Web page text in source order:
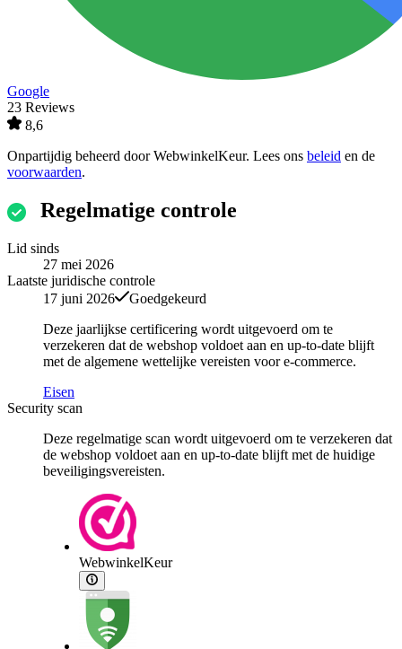
Google
23 Reviews
8,6
Onpartijdig beheerd doorWebwinkelKeur. Lees ons beleid en de
voorwaarden.
Regelmatige controle
Lid sinds
27 mei 2026
Laatste juridische controle
17 juni 2026
Goedgekeurd
Deze jaarlijkse certificering wordt uitgevoerd om te
verzekeren dat de webshop voldoet aan en up-to-date blijft
met de algemene wettelijke vereisten voor e-commerce.
Eisen
Security scan
Deze regelmatige scan wordt uitgevoerd om te verzekeren dat
de webshop voldoet aan en up-to-date blijft met de huidige
beveiligingsvereisten.
WebwinkelKeur